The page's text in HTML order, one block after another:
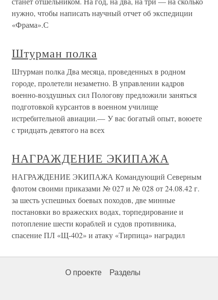
нужно, чтобы написать научный отчет об экспедиции
«Фрама».С
Штурман полка
Штурман полка Два месяца, проведенных в родном
городе, пролетели незаметно. В управлении кадров
военно-воздушных сил Пологову предложили заняться
подготовкой курсантов в военном училище
истребительной авиации.— У вас богатый опыт, воюете
с тридцать девятого на всех
НАГРАЖДЕНИЕ ЭКИПАЖА
НАГРАЖДЕНИЕ ЭКИПАЖА Командующий Северным
флотом своими приказами № 027 и № 028 от 24.08.42 г.
за шесть успешных боевых походов, две минные
постановки во вражеских водах, торпедирование и
потопление шести кораблей и судов противника,
спасение ПЛ «Щ-402» и атаку «Тирпица» наградил
О проекте Разделы